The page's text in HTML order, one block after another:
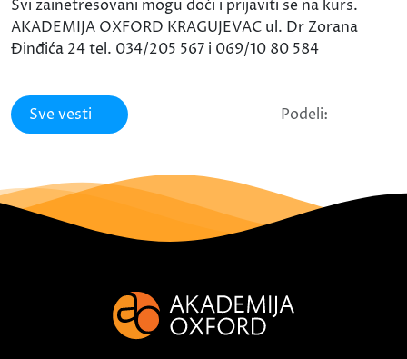
Svi zainetresovani mogu doći i prijaviti se na kurs.
AKADEMIJA OXFORD KRAGUJEVAC ul. Dr Zorana
Đinđića 24 tel. 034/205 567 i 069/10 80 584
Sve vesti Podeli: